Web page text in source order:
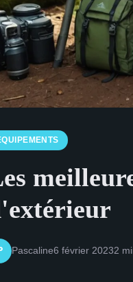
Pascaline6 février 20232